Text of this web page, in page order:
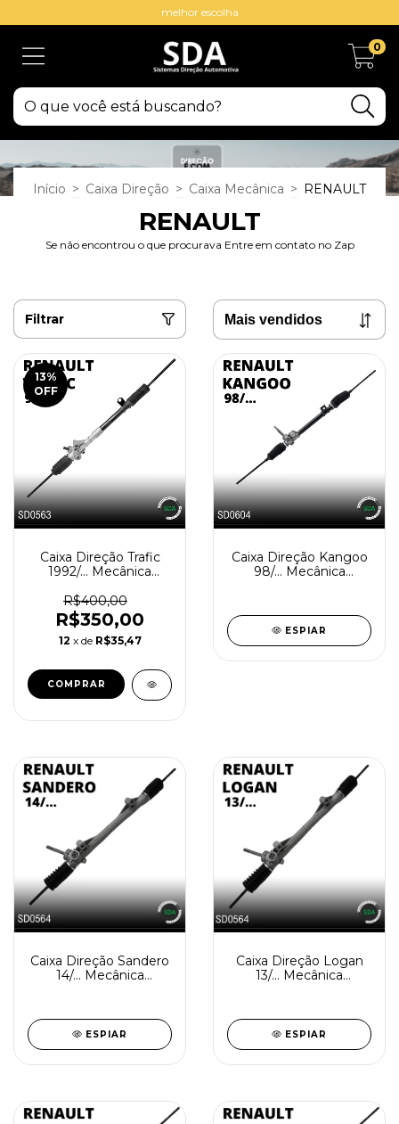
melhor escolha
0
Início > Caixa Direção > Caixa Mecânica > RENAULT
RENAULT
Se não encontrou o que procurava Entre em contato no Zap
Filtrar
13%
OFF
Caixa Direção Trafic
1992/... Mecânica
SD0563-0
R$400,00
R$350,00
12 x de R$35,47
Caixa Direção Kangoo
98/... Mecânica
ESPIAR
Caixa Direção Sandero
14/... Mecânica
ESPIAR
Caixa Direção Logan
13/... Mecânica
ESPIAR